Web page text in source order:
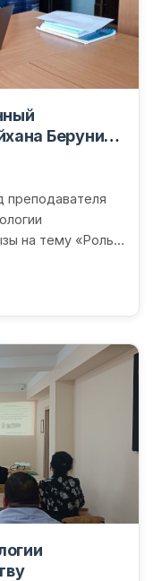
Беруни
года в
преподавателя
на тему «Роль